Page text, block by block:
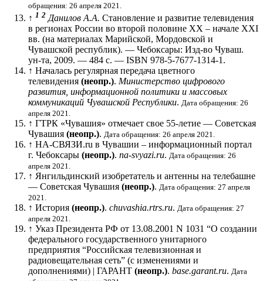
обращения: 26 апреля 2021.
↑ 1 2 Данилов А.А. Становление и развитие телевидения
в регионах России во второй половине XX – начале XXI
вв. (на материалах Марийской, Мордовской и
Чувашской республик). — Чебоксары: Изд-во Чуваш.
ун-та, 2009. — 484 с. — ISBN 978-5-7677-1314-1.
↑ Началась регулярная передача цветного
телевидения (неопр.). Министерство цифрового
развития, информационной политики и массовых
коммуникаций Чувашской Республики. Дата обращения: 26
апреля 2021.
↑ ГТРК «Чувашия» отмечает свое 55-летие — Советская
Чувашия (неопр.). Дата обращения: 26 апреля 2021.
↑ НА-СВЯЗИ.ru в Чувашии – информационный портал
г. Чебоксары (неопр.). na-svyazi.ru. Дата обращения: 26
апреля 2021.
↑ Янгильдинский изобретатель и антенны на телебашне
— Советская Чувашия (неопр.). Дата обращения: 27 апреля
2021.
↑ История (неопр.). chuvashia.rtrs.ru. Дата обращения: 27
апреля 2021.
↑ Указ Президента РФ от 13.08.2001 N 1031 “О создании
федерального государственного унитарного
предприятия “Российская телевизионная и
радиовещательная сеть” (с изменениями и
дополнениями) | ГАРАНТ (неопр.). base.garant.ru. Дата